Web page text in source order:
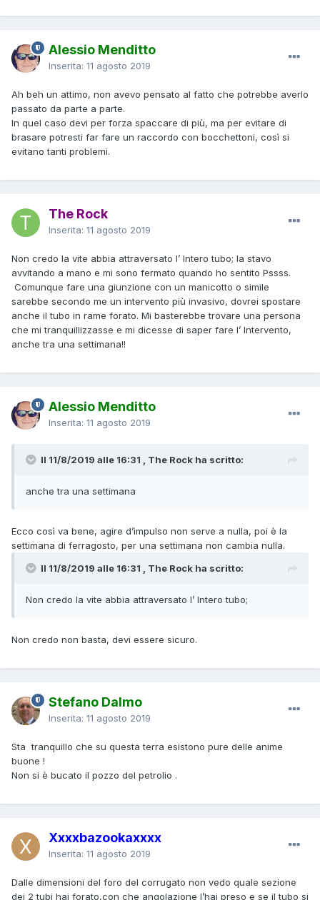
Alessio Menditto
Inserita: 11 agosto 2019
Ah beh un attimo, non avevo pensato al fatto che potrebbe averlo
passato da parte a parte.
In quel caso devi per forza spaccare di più, ma per evitare di
brasare potresti far fare un raccordo con bocchettoni, così si
evitano tanti problemi.
The Rock
Inserita: 11 agosto 2019
Non credo la vite abbia attraversato l’ Intero tubo; la stavo
avvitando a mano e mi sono fermato quando ho sentito Pssss.
Comunque fare una giunzione con un manicotto o simile
sarebbe secondo me un intervento più invasivo, dovrei spostare
anche il tubo in rame forato. Mi basterebbe trovare una persona
che mi tranquillizzasse e mi dicesse di saper fare l’ Intervento,
anche tra una settimana!!
Alessio Menditto
Inserita: 11 agosto 2019
Il 11/8/2019 alle 16:31 , The Rock ha scritto:
anche tra una settimana
Ecco così va bene, agire d’impulso non serve a nulla, poi è la
settimana di ferragosto, per una settimana non cambia nulla.
Il 11/8/2019 alle 16:31 , The Rock ha scritto:
Non credo la vite abbia attraversato l’ Intero tubo;
Non credo non basta, devi essere sicuro.
Stefano Dalmo
Inserita: 11 agosto 2019
Sta tranquillo che su questa terra esistono pure delle anime
buone !
Non si è bucato il pozzo del petrolio .
Xxxxbazookaxxxx
Inserita: 11 agosto 2019
Dalle dimensioni del foro del corrugato non vedo quale sezione
dei 2 tubi hai forato,con che angolazione l’hai preso e se il tubo si